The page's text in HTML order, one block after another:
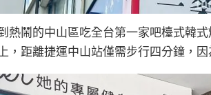
熱鬧的中山區吃全台第一家吧檯式韓
，距離捷運中山站僅需步行四分鐘，